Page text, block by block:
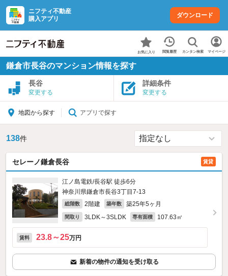
ニフティ不動産
購入アプリ
ダウンロード
お気に入り 閲覧履歴 カンタン検索 マイページ
鎌倉市長谷のマンション情報を探す
長谷
変更する
詳細条件
変更する
地図から探す アプリで探す
138件
セレーノ鎌倉長谷 賃貸
江ノ島電鉄/長谷駅 徒歩6分
神奈川県鎌倉市長谷3丁目7-13
総階数 2階建 築年数 築25年5ヶ月
間取り 3LDK～3SLDK 専有面積 107.63㎡
賃料 23.8～25万円
新着の物件の通知を受け取る